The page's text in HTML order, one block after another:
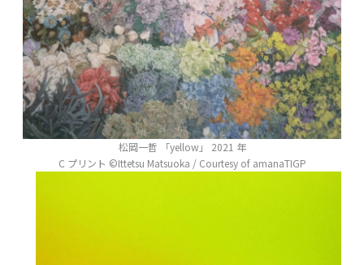
松岡一哲 「yellow」 2021 年
C プリント ©Ittetsu Matsuoka / Courtesy of amanaTIGP